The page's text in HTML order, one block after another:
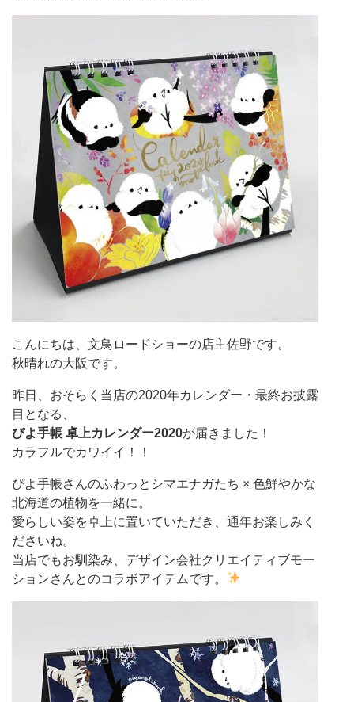
こんにちは、文鳥ロードショーの店主佐野です。
秋晴れの大阪です。
昨日、おそらく当店の2020年カレンダー・最終お披露
目となる、
ぴよ手帳 卓上カレンダー2020が届きました！
カラフルでカワイイ！！
ぴよ手帳さんのふわっとシマエナガたち × 色鮮やかな
北海道の植物を一緒に。
愛らしい姿を卓上に置いていただき、通年お楽しみく
ださいね。
当店でもお馴染み、デザイン会社クリエイティブモー
ションさんとのコラボアイテムです。